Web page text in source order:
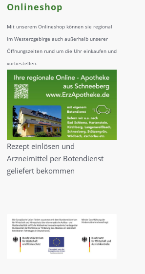
Onlineshop
Mit unserem Onlineshop können sie regional
im Westerzgebirge auch außerhalb unserer
Öffnungszeiten rund um die Uhr einkaufen und
vorbestellen.
Rezept einlösen und
Arzneimittel per Botendienst
geliefert bekommen